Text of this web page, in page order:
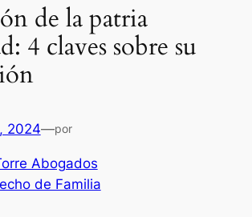
de la patria
4 claves sobre su
2024—por
Abogados
de Familia